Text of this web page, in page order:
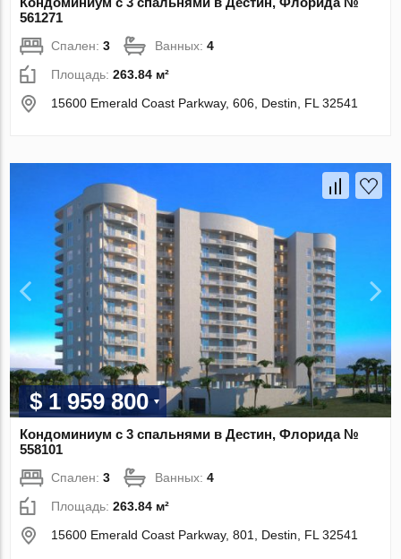
561271
Спален:3 Ванных:4
Площадь:263.84 м²
15600 Emerald Coast Parkway, 606, Destin, FL 32541
$ 1 959 800
Кондоминиум с 3 спальнями в Дестин, Флорида №
558101
Спален:3 Ванных:4
Площадь:263.84 м²
15600 Emerald Coast Parkway, 801, Destin, FL 32541